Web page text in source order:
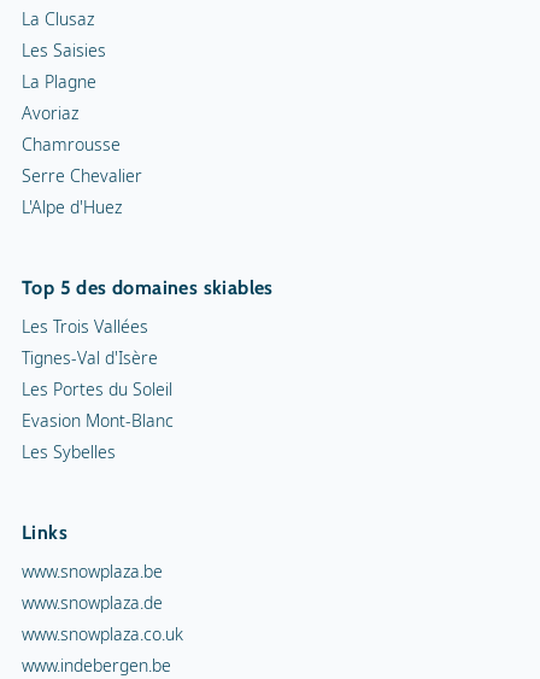
La Clusaz
Les Saisies
La Plagne
Avoriaz
Chamrousse
Serre Chevalier
L'Alpe d'Huez
Top 5 des domaines skiables
Les Trois Vallées
Tignes-Val d'Isère
Les Portes du Soleil
Evasion Mont-Blanc
Les Sybelles
Links
www.snowplaza.be
www.snowplaza.de
www.snowplaza.co.uk
www.indebergen.be